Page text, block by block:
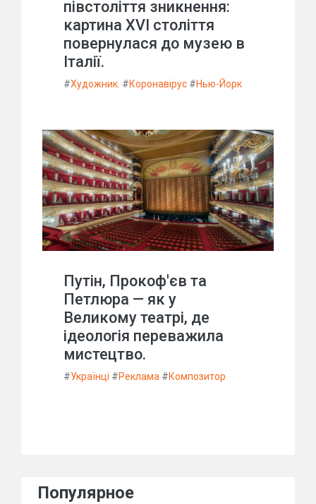
півстоліття зникнення:
картина XVI століття
повернулася до музею в
Італії.
#Художник. #Коронавірус #Нью-Йорк
Путін, Прокоф'єв та
Петлюра — як у
Великому театрі, де
ідеологія переважила
мистецтво.
#Українці #Реклама #Композитор
Популярное